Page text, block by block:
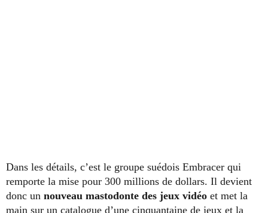
Dans les détails, c’est le groupe suédois Embracer qui
remporte la mise pour 300 millions de dollars. Il devient
donc un nouveau mastodonte des jeux vidéo et met la
main sur un catalogue d’une cinquantaine de jeux et la